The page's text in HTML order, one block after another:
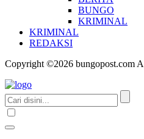
BUNGO
KRIMINAL
KRIMINAL
REDAKSI
Copyright ©2026 bungopost.com